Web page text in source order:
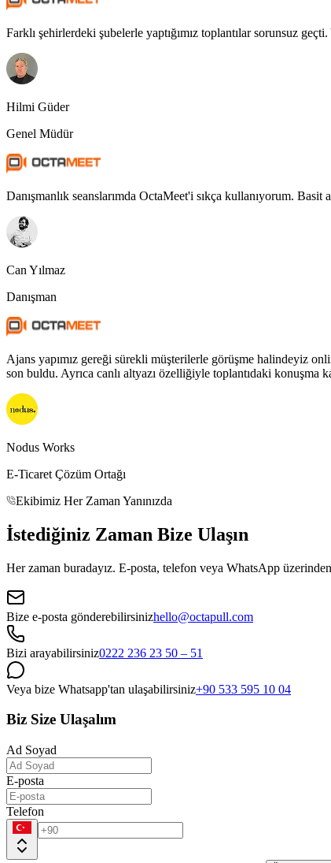
Farklı şehirlerdeki şubelerle yaptığımız toplantılar sorunsuz
Hilmi Güder
Genel Müdür
Danışmanlık seanslarımda OctaMeet'i sıkça kullanıyorum.
Can Yılmaz
Danışman
Ajans yapımız gereği sürekli müşterilerle görüşme halindeyiz
son buldu. Ayrıca canlı altyazı özelliğiyle toplantıdaki konuşma
Nodus Works
E-Ticaret Çözüm Ortağı
Ekibimiz Her Zaman Yanınızda
İstediğiniz Zaman Bize Ulaşın
Her zaman buradayız. E-posta, telefon veya WhatsApp
Bize e-posta gönderebilirsinizhello@octapull.com
Bizi arayabilirsiniz0222 236 23 50 – 51
Veya bize Whatsapp'tan ulaşabilirsiniz+90 533 595 10 04
Biz Size Ulaşalım
Ad Soyad
E-posta
Telefon